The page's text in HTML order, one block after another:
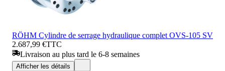
RÖHM Cylindre de serrage hydraulique complet OVS-105 SV
2.687,99 €TTC
Livraison au plus tard le 6-8 semaines
Afficher les détails